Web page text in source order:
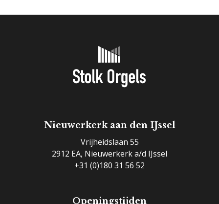
Nieuwerkerk aan den IJssel
Vrijheidslaan 55
2912 EA, Nieuwerkerk a/d IJssel
+31 (0)180 31 56 52
Openingstijden